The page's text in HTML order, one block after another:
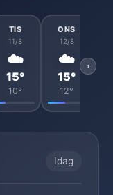
TIS
11/8
☁️
15°
10°
ONS
12/8
☁️
15°
12°
›
Idag